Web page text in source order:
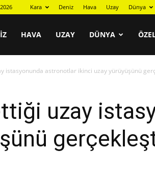
Kara Deniz Hava Uzay Dünya
HAVA UZAY DÜNYA
istasyonunda astronotlar ikinci uzay yürüyüşünü
uzay